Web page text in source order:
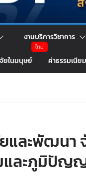
งานบริการวิชาการ
ยในมนุษย์ ค่าธรรมเนีย
และพัฒนา
ละภูมิปัญ